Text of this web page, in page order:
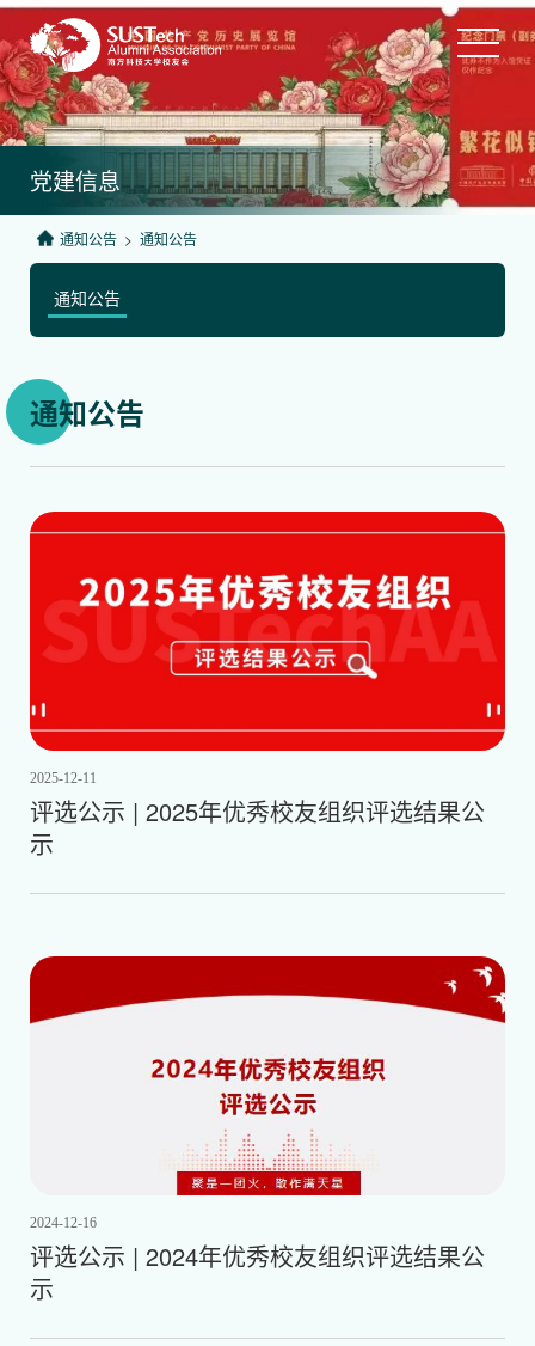
党建信息
通知公告> 通知公告
通知公告
通知公告
2025-12-11
评选公示 | 2025年优秀校友组织评选结果公
示
2024-12-16
评选公示 | 2024年优秀校友组织评选结果公
示